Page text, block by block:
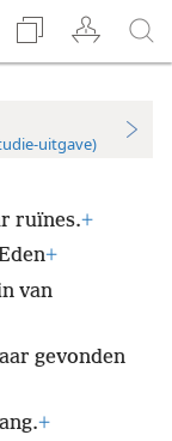
uitgave)
ruïnes.+
+
van
gevonden
+